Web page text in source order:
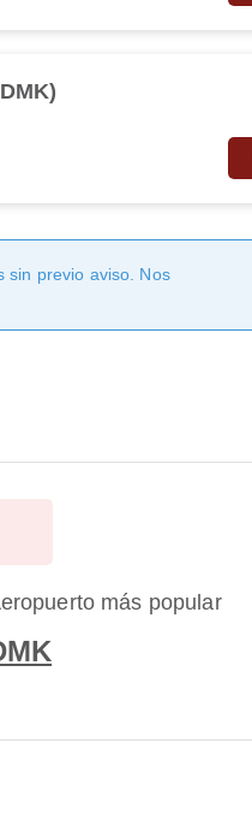
sin previo aviso. Nos
más popular